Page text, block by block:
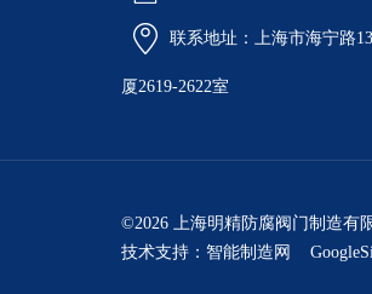
联系地址：上海市海宁路
厦2619-2622室
©2026 上海明精防腐阀门制造有
技术支持： 智能制造网